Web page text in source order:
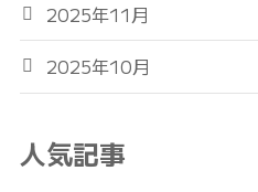
2025年11月
2025年10月
人気記事